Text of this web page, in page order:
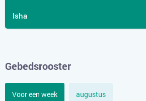
Isha
Gebedsrooster
Voor een week augustus